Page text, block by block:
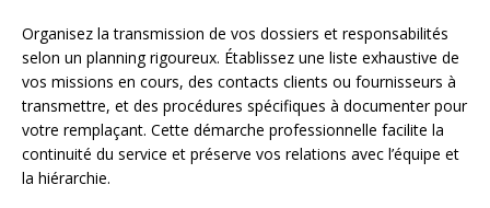
Organisez la transmission de vos dossiers et responsabilités
selon un planning rigoureux. Établissez une liste exhaustive de
vos missions en cours, des contacts clients ou fournisseurs à
transmettre, et des procédures spécifiques à documenter pour
votre remplaçant. Cette démarche professionnelle facilite la
continuité du service et préserve vos relations avec l’équipe et
la hiérarchie.